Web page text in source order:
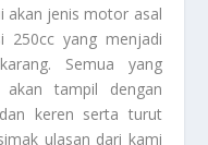
akan jenis motor asal
250cc yang menjadi
Semua yang
tampil dengan
keren serta turut
ulasan dari kami